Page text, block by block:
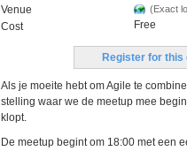
Venue
(Exact
Cost Free
Register for this
Als je moeite hebt om Agile te
stelling waar we de meetup mee
klopt.
De meetup begint om 18:00 met een